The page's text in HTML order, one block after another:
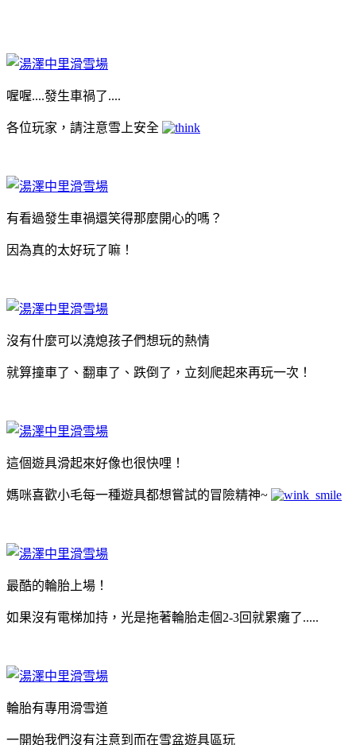
喔喔....發生車禍了....
各位玩家，請注意雪上安全
有看過發生車禍還笑得那麼開心的嗎？
因為真的太好玩了嘛！
沒有什麼可以澆熄孩子們想玩的熱情
就算撞車了、翻車了、跌倒了，立刻爬起來再玩一次！
這個遊具滑起來好像也很快哩！
媽咪喜歡小毛每一種遊具都想嘗試的冒險精神~
最酷的輪胎上場！
如果沒有電梯加持，光是拖著輪胎走個2-3回就累癱了.....
輪胎有專用滑雪道
一開始我們沒有注意到而在雪盆遊具區玩